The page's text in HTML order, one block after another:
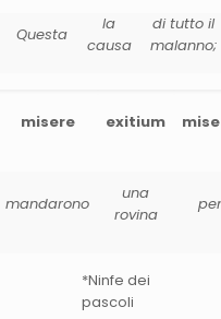
Questa
la
causa
di tutto il
malanno;
misere exitium
mandarono
una
rovina
*Ninfe dei
pascoli